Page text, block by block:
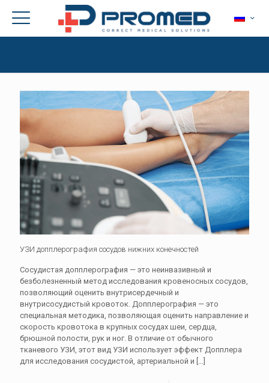
УЗИ допплерография сосудов нижних конечностей
Сосудистая допплерография — это неинвазивный и
безболезненный метод исследования кровеносных сосудов,
позволяющий оценить внутрисердечный и
внутрисосудистый кровоток. Допплерография — это
специальная методика, позволяющая оценить направление и
скорость кровотока в крупных сосудах шеи, сердца,
брюшной полости, рук и ног. В отличие от обычного
тканевого УЗИ, этот вид УЗИ использует эффект Допплера
для исследования сосудистой, артериальной и